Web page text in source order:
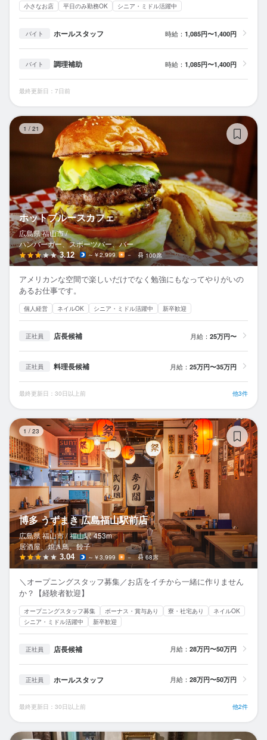
小さなお店 平日のみ勤務OK シニア・ミドル活躍中
バイト ホールスタッフ 時給： 1,085円〜1,400円
バイト 調理補助 時給： 1,085円〜1,400円
最終更新日：7日前
1 / 21
ホットブルースカフェ
広島県 福山市 /
ハンバーガー、スポーツバー、バー
3.12 ～￥2,999 － 100席
アメリカンな空間で楽しいだけでなく勉強にもなってやりがいの
あるお仕事です。
個人経営 ネイルOK シニア・ミドル活躍中 新卒歓迎
正社員 店長候補 月給： 25万円〜
正社員 料理長候補 月給： 25万円〜35万円
最終更新日：30日以上前 他3件
1 / 23
博多 うずまき 広島福山駅前店
広島県 福山市 / 福山駅 453m
居酒屋、焼き鳥、餃子
3.04 ～￥3,999 － 68席
＼オープニングスタッフ募集／お店をイチから一緒に作りません
か？【経験者歓迎】
オープニングスタッフ募集 ボーナス・賞与あり 寮・社宅あり
ネイルOK
シニア・ミドル活躍中
新卒歓迎
正社員 店長候補 月給： 28万円〜50万円
正社員 ホールスタッフ 月給： 28万円〜50万円
最終更新日：30日以上前 他2件